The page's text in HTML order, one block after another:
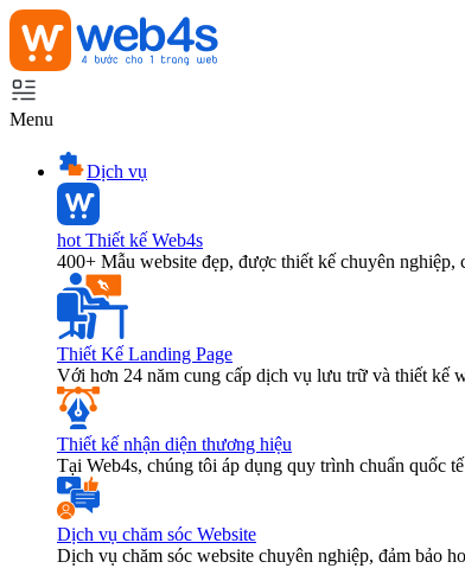
Menu
Dịch vụ
hot Thiết kế Web4s
400+ Mẫu website đẹp, được thiết kế chuyên nghiệp,
Thiết Kế Landing Page
Với hơn 24 năm cung cấp dịch vụ lưu trữ và thiết kế
Thiết kế nhận diện thương hiệu
Tại Web4s, chúng tôi áp dụng quy trình chuẩn quốc
Dịch vụ chăm sóc Website
Dịch vụ chăm sóc website chuyên nghiệp, đảm bảo